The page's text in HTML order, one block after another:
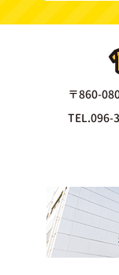
〒860-
TEL.096-